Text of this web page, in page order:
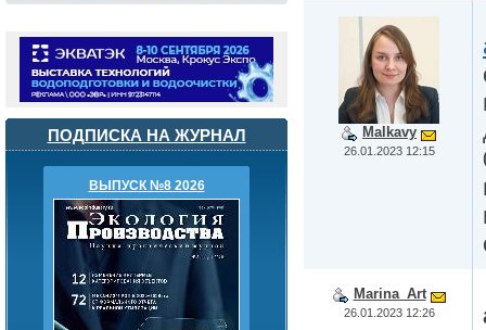
ПОДПИСКА НА ЖУРНАЛ
ВЫПУСК №8 2026
Malkavy
26.01.2023 12:15
Marina_Art
26.01.2023 12:26